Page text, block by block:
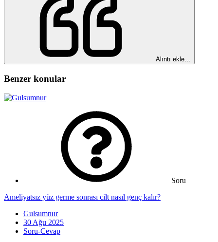
Alıntı ekle…
Benzer konular
Soru
Ameliyatsız yüz germe sonrası cilt nasıl genç kalır?
Gulsumnur
30 Ağu 2025
Soru-Cevap